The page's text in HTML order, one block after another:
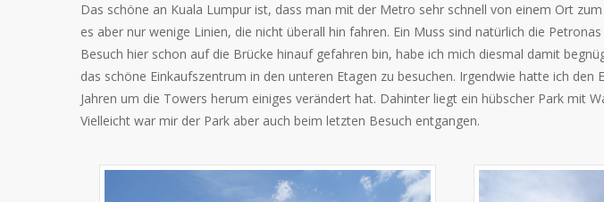
Das schöne an Kuala Lumpur ist, dass man mit der Metro sehr schnell von einem Ort
es aber nur wenige Linien, die nicht überall hin fahren. Ein Muss sind natürlich die
Besuch hier schon auf die Brücke hinauf gefahren bin, habe ich mich diesmal damit
das schöne Einkaufszentrum in den unteren Etagen zu besuchen. Irgendwie hatte ich den
Jahren um die Towers herum einiges verändert hat. Dahinter liegt ein hübscher Park mit
Vielleicht war mir der Park aber auch beim letzten Besuch entgangen.